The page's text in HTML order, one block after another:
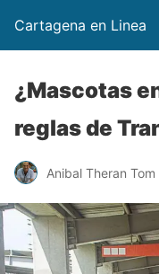
Cartagena en Linea
¿Mascotas
reglas de
Anibal Theran Tom